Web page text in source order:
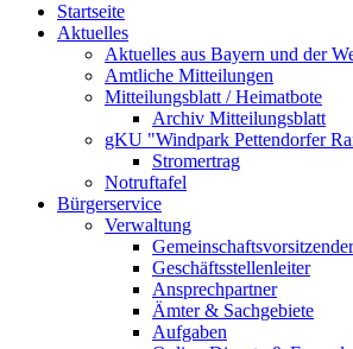
Startseite
Aktuelles
Aktuelles aus Bayern und der
Amtliche Mitteilungen
Mitteilungsblatt / Heimatbote
Archiv Mitteilungsblatt
gKU "Windpark Pettendorfer
Stromertrag
Notruftafel
Bürgerservice
Verwaltung
Gemeinschaftsvorsitzender
Geschäftsstellenleiter
Ansprechpartner
Ämter & Sachgebiete
Aufgaben